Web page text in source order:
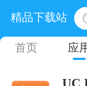
精品下载站
首页 应
UC